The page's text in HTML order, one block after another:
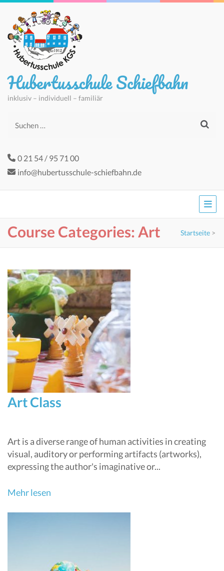
Hubertusschule Schiefbahn
inklusiv – individuell – familiär
Suchen
0 21 54 / 95 71 00
info@hubertusschule-schiefbahn.de
Course Categories: Art Startseite >
Art Class
Art is a diverse range of human activities in creating
visual, auditory or performing artifacts (artworks),
expressing the author's imaginative or...
Mehr lesen